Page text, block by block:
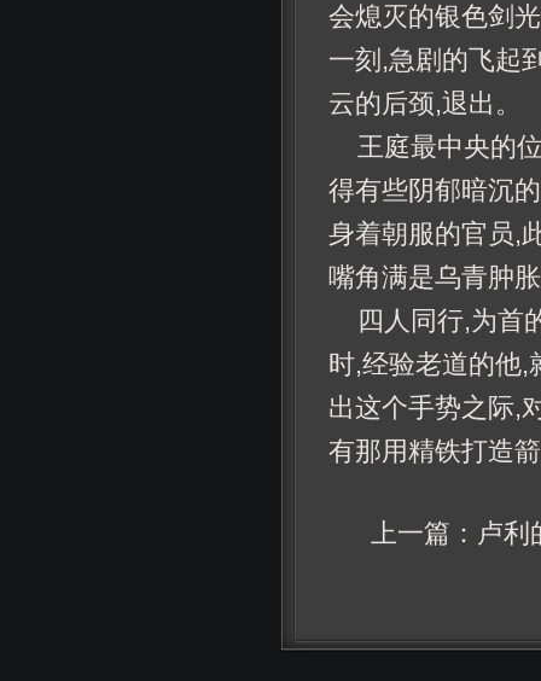
会熄灭的银色剑
一刻,急剧的飞起
云的后颈,退出。
王庭最中央的
得有些阴郁暗沉
身着朝服的官员,
嘴角满是乌青肿
四人同行,为首
时,经验老道的他,
出这个手势之际,
有那用精铁打造
上一篇： 卢利